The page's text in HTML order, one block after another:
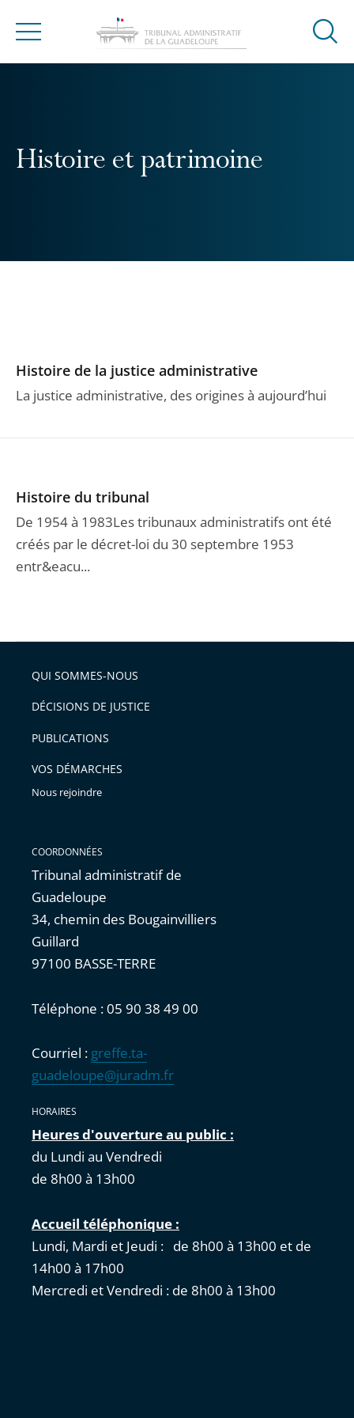
Menu
Ouvrir
Histoire et patrimoine
Histoire de la justice administrative
La justice administrative, des origines à aujourd’hui
Histoire du tribunal
De 1954 à 1983Les tribunaux administratifs ont été
créés par le décret-loi du 30 septembre 1953
entr&eacu...
QUI SOMMES-NOUS
DÉCISIONS DE JUSTICE
PUBLICATIONS
VOS DÉMARCHES
Nous rejoindre
COORDONNÉES
Tribunal administratif de
Guadeloupe
34, chemin des Bougainvilliers
Guillard
97100 BASSE-TERRE
Téléphone : 05 90 38 49 00
Courriel : greffe.ta-
guadeloupe@juradm.fr
HORAIRES
Heures d'ouverture au public :
du Lundi au Vendredi
de 8h00 à 13h00
Accueil téléphonique :
Lundi, Mardi et Jeudi : de 8h00 à 13h00 et de
14h00 à 17h00
Mercredi et Vendredi : de 8h00 à 13h00